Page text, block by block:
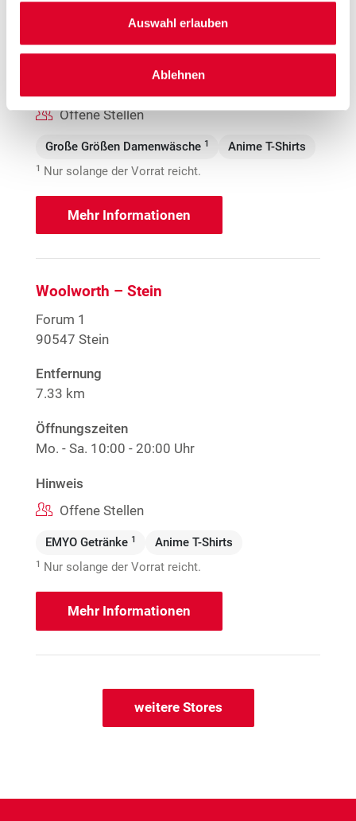
Auswahl erlauben
Ablehnen
Mo. - Sa.09:00 - 20:00 Uhr
Offene Stellen
Große Größen Damenwäsche 1 Anime T-Shirts
1 Nur solange der Vorrat reicht.
Mehr Informationen
Woolworth – Stein
Forum 1
90547 Stein
Entfernung
7.33 km
Öffnungszeiten
Mo. - Sa. 10:00 - 20:00 Uhr
Hinweis
Offene Stellen
EMYO Getränke 1 Anime T-Shirts
1 Nur solange der Vorrat reicht.
Mehr Informationen
weitere Stores